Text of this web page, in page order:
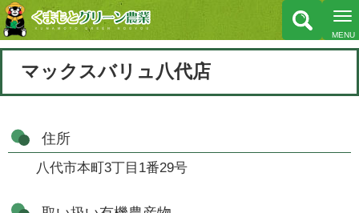
マックスバリュ八代店
住所
八代市本町3丁目1番29号